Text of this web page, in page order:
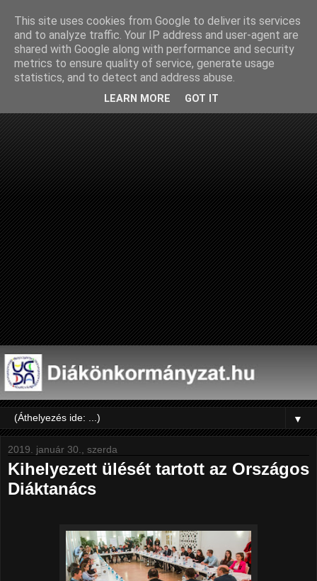
▼
2019. január 30., szerda
Kihelyezett ülését tartott az Országos
Diáktanács
This site uses cookies from Google to deliver its services
and to analyze traffic. Your IP address and user-agent are
shared with Google along with performance and security
metrics to ensure quality of service, generate usage
statistics, and to detect and address abuse.
LEARN MORE GOT IT